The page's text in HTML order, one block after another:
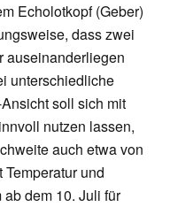
Echolotkopf (Geber)
dass zwei
auseinanderliegen
unterschiedliche
soll sich mit
nutzen lassen,
auch etwa von
und
dem 10. Juli für